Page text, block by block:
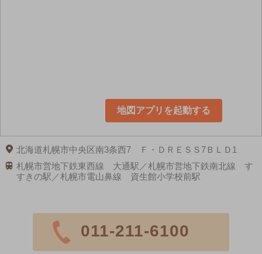
地図アプリを起動する
北海道札幌市中央区南3条西7 Ｆ・ＤＲＥＳＳ7ＢＬＤ1
札幌市営地下鉄東西線 大通駅／札幌市営地下鉄南北線 す
すきの駅／札幌市電山鼻線 資生館小学校前駅
011-211-6100